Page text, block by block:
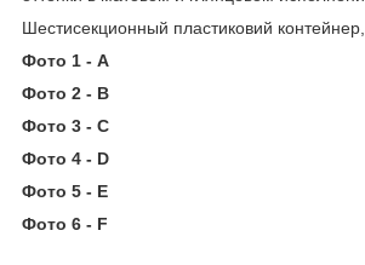
Шестисекционный пластиковий
Фото 1 - A
Фото 2 - B
Фото 3 - C
Фото 4 - D
Фото 5 - E
Фото 6 - F